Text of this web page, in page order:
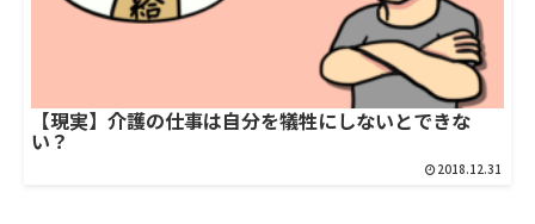
【現実】介護の仕事は自分を犠牲にしないとできな
い？
2018.12.31